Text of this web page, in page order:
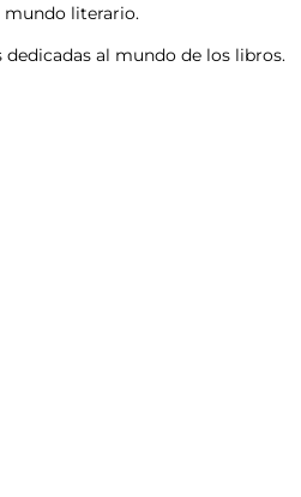
mundo literario.
al mundo de los libros.